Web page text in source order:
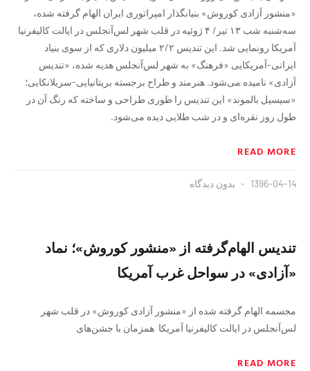
«منشور آزادی کوروش» بنیانگذار امپراتوری ایران الهام گرفته شده،
سه‌شنبه شب ١٣ تیر/ ۴ ژوئیه در قلب شهر لس‌آنجلس در ایالت کالیفرنیا
آمریکا رونمایی شد. این تندیس ۲/۲ میلیون دلاری که از سوی بنیاد
ایرانی-آمریکایی «فرهنگ» به شهر لس‌آنجلس هدیه شده، «تندیس
آزادی» نامیده می‌شود. هنرمند و طراح برجسته بریتانیایی-سریلانکایی؛
«سیسیل بالموند» این تندیس را طوری طراحی و ساخته که رنگ آن در
طول روز نقره‌ای و در شب طلایی دیده می‌شود.
READ MORE
1396-04-14 بدون دیدگاه
تندیس الهام‌گرفته از «منشور کوروش»؛ نماد
«آزادی» در سواحل غرب آمریکا
مجسمه الهام‌ گرفته شده از «منشور آزادی کوروش» در قلب شهر
لس‌آنجلس در ایالت کالیفرنیا آمریکا همزمان با جشن‌های
READ MORE